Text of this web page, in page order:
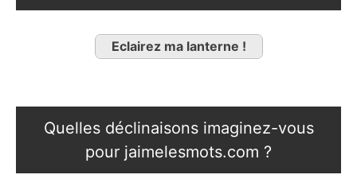
Eclairez ma lanterne !
Quelles déclinaisons imaginez-vous
pour jaimelesmots.com ?